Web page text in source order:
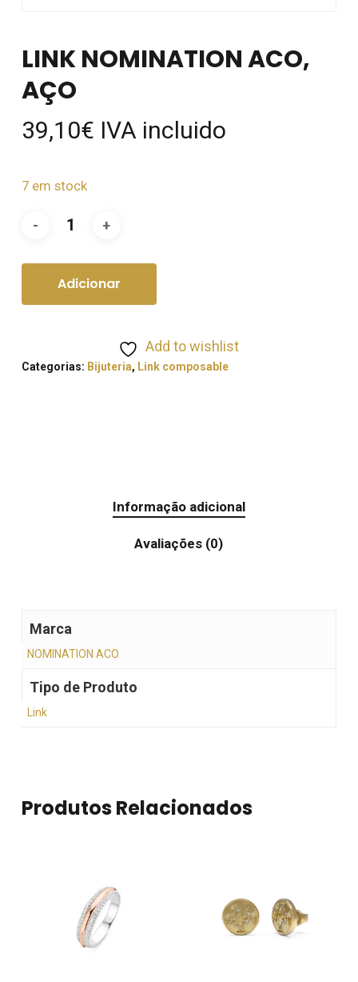
Nenhum produto no
LINK NOMINATION ACO,
AÇO
39,10€ IVA incluido
7 em stock
Adicionar
Add to wishlist
Categorias: Bijuteria, Link composable
Informação adicional
Avaliações (0)
Marca
NOMINATION ACO
Tipo de Produto
Link
Produtos Relacionados